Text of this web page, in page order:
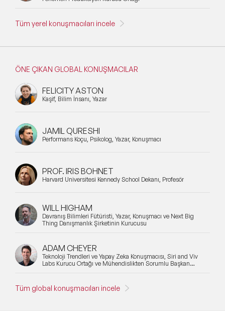
Tüm yerel konuşmacıları incele
ÖNE ÇIKAN GLOBAL KONUŞMACILAR
FELICITY ASTON
Kaşif, Bilim İnsanı, Yazar
JAMIL QURESHI
Performans Koçu, Psikolog, Yazar, Konuşmacı
PROF. IRIS BOHNET
Harvard Üniversitesi Kennedy School Dekanı, Profesör
WILL HIGHAM
Davranış Bilimleri Fütüristi, Yazar, Konuşmacı ve Next Big
Thing Danışmanlık Şirketinin Kurucusu
ADAM CHEYER
Teknoloji Trendleri ve Yapay Zeka Konuşmacısı, Siri and Viv
Labs Kurucu Ortağı ve Mühendislikten Sorumlu Başkan
Tüm global konuşmacıları incele